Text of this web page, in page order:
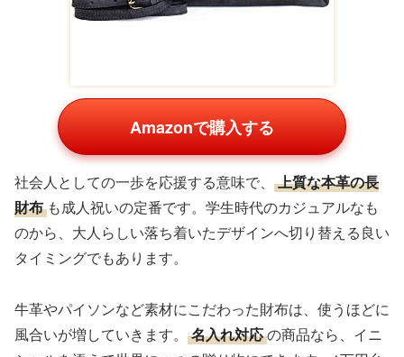
Amazonで購入する
社会人としての一歩を応援する意味で、
上質な本革の長
財布 も成人祝いの定番です。学生時代のカジュアルなも
のから、大人らしい落ち着いたデザインへ切り替える良い
タイミングでもあります。
牛革やパイソンなど素材にこだわった財布は、使うほどに
風合いが増していきます。
名入れ対応の商品なら、イニ